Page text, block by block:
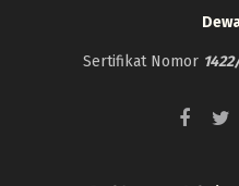
Sertifikat Nomor